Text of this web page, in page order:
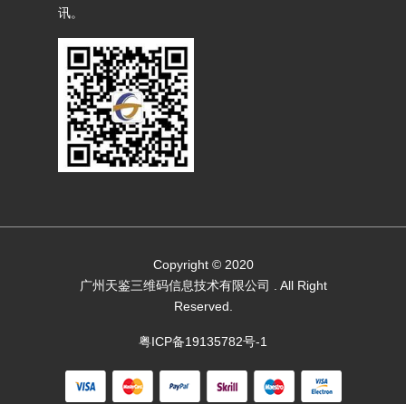
讯。
Copyright © 2020
广州天鉴三维码信息技术有限公司
. All Right
Reserved.
粤ICP备19135782号-1